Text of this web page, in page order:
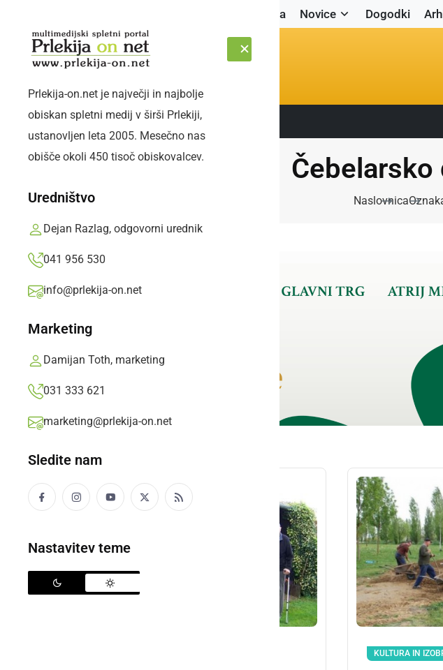
Naslovnica Novice Dogodki
ČETRTEK, 6. AVGUST 2026 Sledite nam:
Prlekija-on.net je največji in najbolje
obiskan spletni medij v širši Prlekiji,
ustanovljen leta 2005. Mesečno nas
obišče okoli 450 tisoč obiskovalcev.
Uredništvo
Dejan Razlag, odgovorni urednik
041 956 530
info@prlekija-on.net
Marketing
Damijan Toth, marketing
031 333 621
marketing@prlekija-on.net
Sledite nam
Nastavitev teme
Čebelarsko
Naslovnica
KULTURA IN